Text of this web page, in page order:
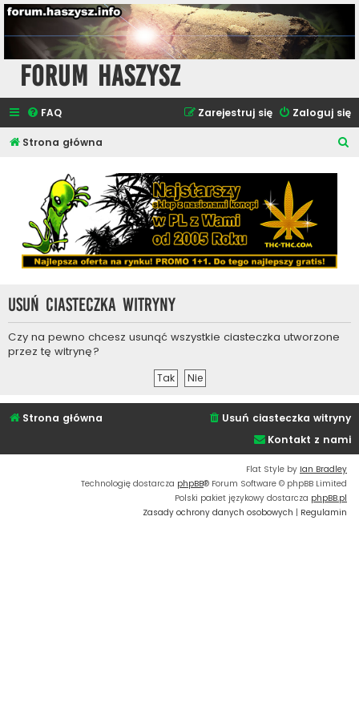
Forum Haszysz
FAQ Zaloguj się
Zarejestruj się
Strona główna
Usuń ciasteczka witryny
Czy na pewno chcesz usunąć wszystkie ciasteczka utworzone
przez tę witrynę?
Strona główna
Usuń ciasteczka witryny
Kontakt z nami
Flat Style by Ian Bradley
Technologię dostarcza phpBB® Forum Software © phpBB Limited
Polski pakiet językowy dostarcza phpBB.pl
Zasady ochrony danych osobowych | Regulamin